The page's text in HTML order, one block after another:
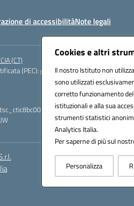
Cookies e altri
Il nostro Istituto non
sono utilizzati
corretto funzionamento
istituzionali e alla sua
strumenti statistici
Analytics Italia.
Per saperne di più sul
Personalizza
di accessibilitàNote legali
(CT)
(PEC):ctic8bc002@pec.istruzione.it